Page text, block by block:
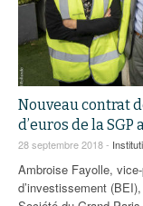
94
95
Nouveau contrat
d’euros de la SGP
28 septembre 2018 -
Ambroise Fayolle,
d’investissement